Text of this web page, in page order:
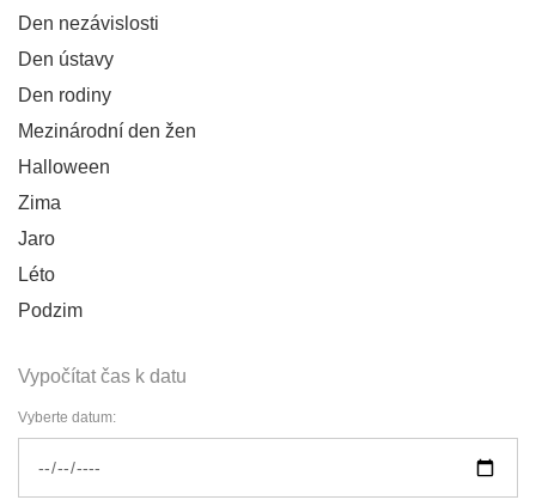
Den nezávislosti
Den ústavy
Den rodiny
Mezinárodní den žen
Halloween
Zima
Jaro
Léto
Podzim
Vypočítat čas k datu
Vyberte datum: